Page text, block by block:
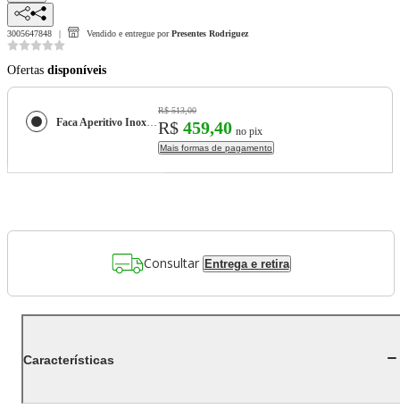
3005647848 Vendido e entregue por Presentes Rodriguez
Ofertas disponíveis
Faca Aperitivo Inox 6 Peças Daniela Riva
R$ 513,00
R$ 459,40 no pix
Mais formas de pagamento
Consultar Entrega e retira
Características